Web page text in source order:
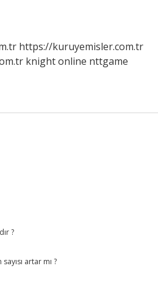
https://kuruyemisler.com.tr
knight online nttgame
?
artar mı ?